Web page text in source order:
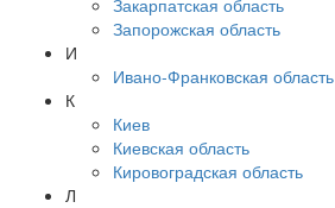
Закарпатская область
Запорожская область
И
Ивано-Франковская область
К
Киев
Киевская область
Кировоградская область
Л